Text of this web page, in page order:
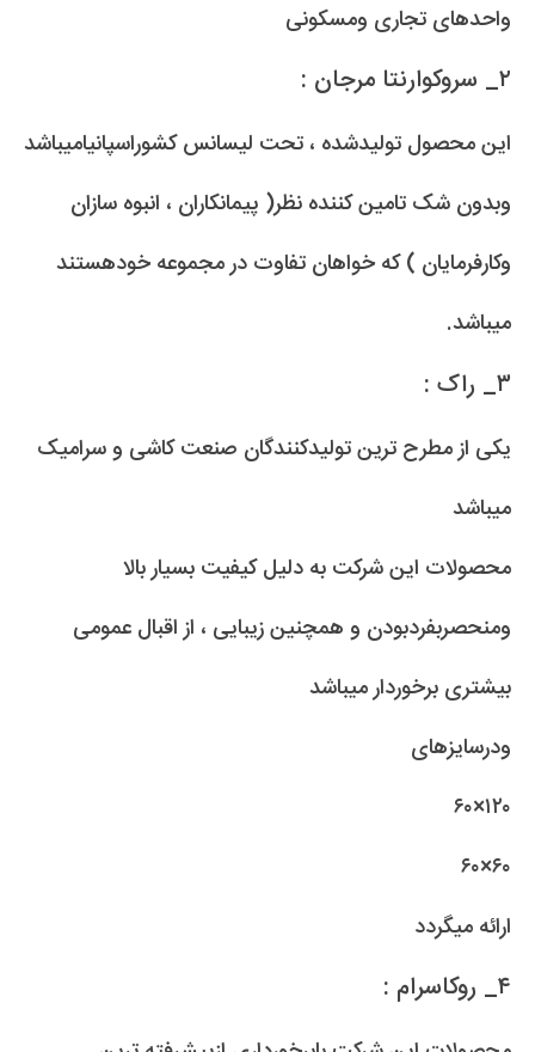
واحدهای تجاری ومسکونی
۲_ سروکوارنتا مرجان :
این محصول تولیدشده ، تحت لیسانس کشوراسپانیامیباشد
وبدون شک تامین کننده نظر( پیمانکاران ، انبوه سازان
وکارفرمایان ) که خواهان تفاوت در مجموعه خودهستند
میباشد.
۳_ راک :
یکی از مطرح ترین تولیدکنندگان صنعت کاشی و سرامیک
میباشد
محصولات این شرکت به دلیل کیفیت بسیار بالا
ومنحصربفردبودن و همچنین زیبایی ، از اقبال عمومی
بیشتری برخوردار میباشد
ودرسایزهای
۱۲۰×۶۰
۶۰×۶۰
ارائه میگردد
۴_ روکاسرام :